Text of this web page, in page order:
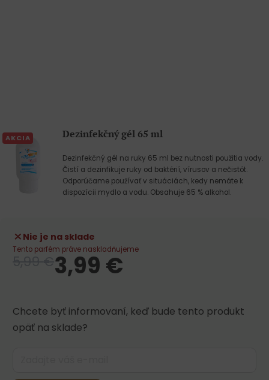
AKCIA Dezinfekčný gél 65 ml
Dezinfekčný gél na ruky 65 ml bez nutnosti použitia vody.
Čistí a dezinfikuje ruky od baktérií, vírusov a nečistôt.
Odporúčame používať v situáciách, kedy nemáte k
dispozícii mydlo a vodu. Obsahuje 65 % alkohol.
Nie je na sklade
Tento parfém práve naskladňujeme
3,99 €
Chcete byť informovaní, keď bude tento produkt
opäť na sklade?